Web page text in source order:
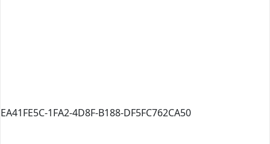
EA41FE5C-1FA2-4D8F-B188-DF5FC762CA50